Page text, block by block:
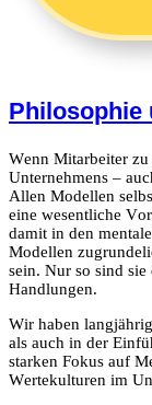
Philosophie
Wenn Mitarbeiter
Unternehmens –
Allen Modellen
eine wesentliche
damit in den
Modellen
sein. Nur so sind
Handlungen.
Wir haben
als auch in der
starken Fokus auf
Wertekulturen im